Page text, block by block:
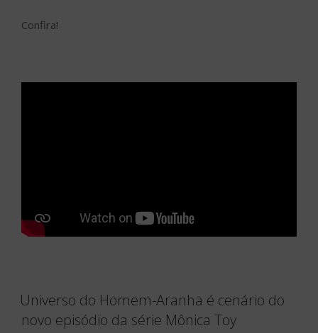
Confira!
Universo do Homem-Aranha é cenário do
novo episódio da série Mônica Toy